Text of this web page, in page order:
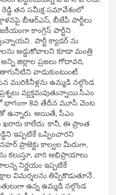
రెడ్డి తన సమీక్ష సమావేశంలో
బీఆర్ఎస్, బీజేపీ పార్టీలు
కాంగ్రెస్ పార్టీని
పార్టీ క్యాడర్ ను
అడ్డుకోవాలని కూడా మంత్రి
జిల్లాల ప్రజలు గోదావరి,
వాడుకుంటుంటే..
ఉమ్మడి నల్గొండ
వ్యక్తమవుతున్నాయి.సీఎం
భాగంగా 8వ తేదీన మూసీ వెంట
ఉన్నారు. అయితే, సీఎం
కాలేదు. కానీ, ఈ ప్రాంత
ఇప్పటికే ఒప్పించారని
ప్రాజెక్టు కాల్వల మీదుగా,
కలుస్తూ, వారి అభిప్రాయాలు
నిర్ణయం ఇప్పటికే
విమర్శలను తిప్పికొడుతూనే..
ఉన్న ఉమ్మడి నల్గొండ